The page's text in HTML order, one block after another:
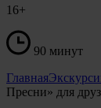
16+
90 минут
Главная
Пресни» для